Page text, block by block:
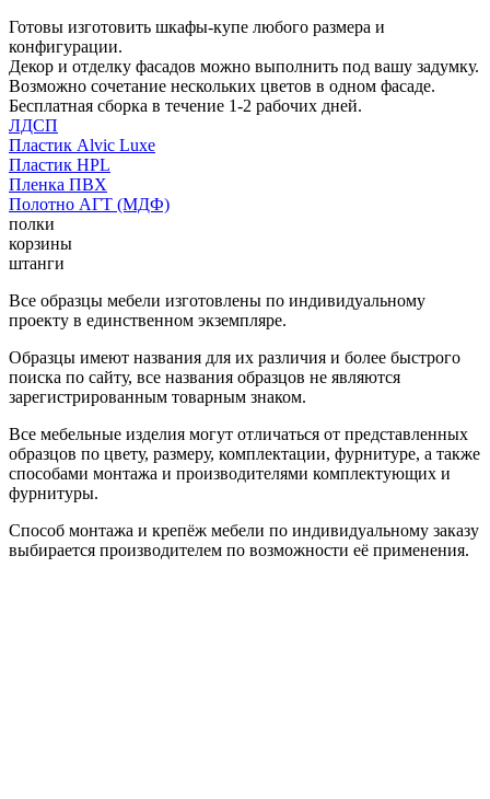
Готовы изготовить шкафы-купе любого размера и
конфигурации.
Декор и отделку фасадов можно выполнить под вашу задумку.
Возможно сочетание нескольких цветов в одном фасаде.
Бесплатная сборка в течение 1-2 рабочих дней.
ЛДСП
Пластик Alvic Luxe
Пластик HPL
Пленка ПВХ
Полотно АГТ (МДФ)
полки
корзины
штанги
Все образцы мебели изготовлены по индивидуальному
проекту в единственном экземпляре.
Образцы имеют названия для их различия и более быстрого
поиска по сайту, все названия образцов не являются
зарегистрированным товарным знаком.
Все мебельные изделия могут отличаться от представленных
образцов по цвету, размеру, комплектации, фурнитуре, а также
способами монтажа и производителями комплектующих и
фурнитуры.
Способ монтажа и крепёж мебели по индивидуальному заказу
выбирается производителем по возможности её применения.